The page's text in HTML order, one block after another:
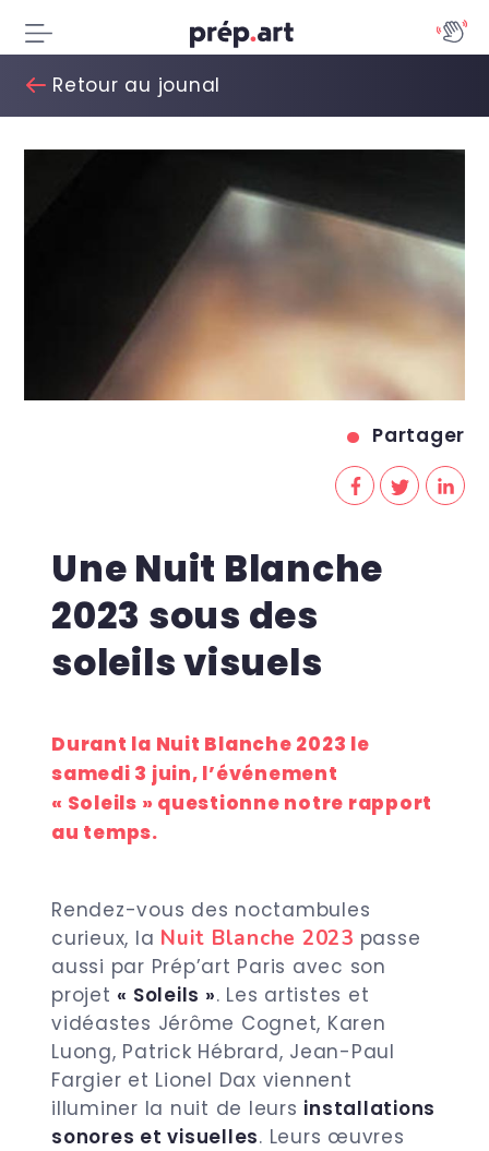
Retour au jounal
Partager
Une Nuit Blanche
2023 sous des
soleils visuels
Durant la Nuit Blanche 2023 le
samedi 3 juin, l’événement
« Soleils » questionne notre rapport
au temps.
Rendez-vous des noctambules
curieux, la Nuit Blanche 2023 passe
aussi par Prép’art Paris avec son
projet « Soleils ». Les artistes et
vidéastes Jérôme Cognet, Karen
Luong, Patrick Hébrard, Jean-Paul
Fargier et Lionel Dax viennent
illuminer la nuit de leurs installations
sonores et visuelles. Leurs œuvres